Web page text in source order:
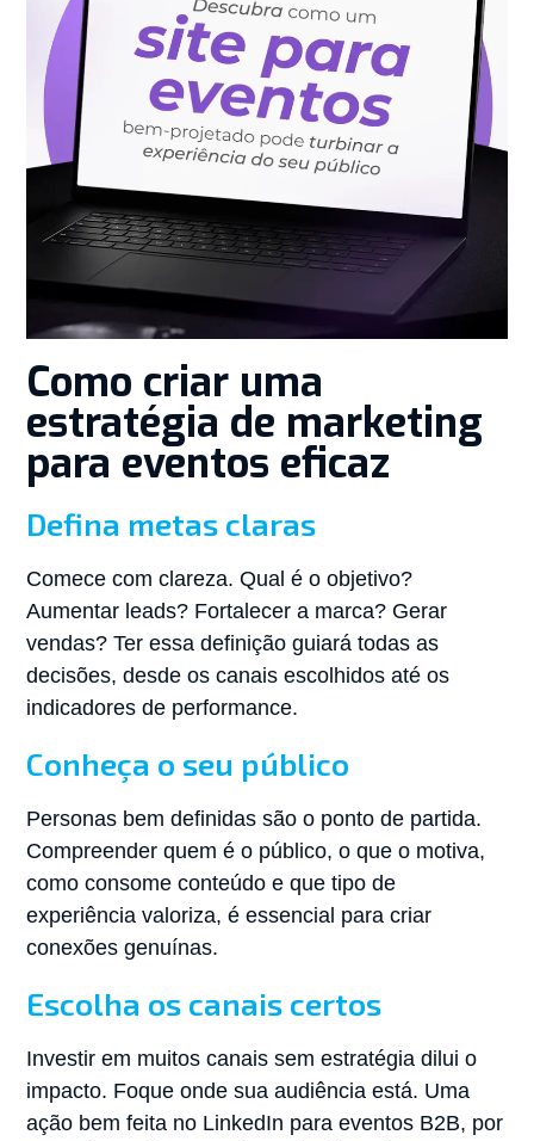
Como criar uma
estratégia de marketing
para eventos eficaz
Defina metas claras
Comece com clareza. Qual é o objetivo?
Aumentar leads? Fortalecer a marca? Gerar
vendas? Ter essa definição guiará todas as
decisões, desde os canais escolhidos até os
indicadores de performance.
Conheça o seu público
Personas bem definidas são o ponto de partida.
Compreender quem é o público, o que o motiva,
como consome conteúdo e que tipo de
experiência valoriza, é essencial para criar
conexões genuínas.
Escolha os canais certos
Investir em muitos canais sem estratégia dilui o
impacto. Foque onde sua audiência está. Uma
ação bem feita no LinkedIn para eventos B2B, por